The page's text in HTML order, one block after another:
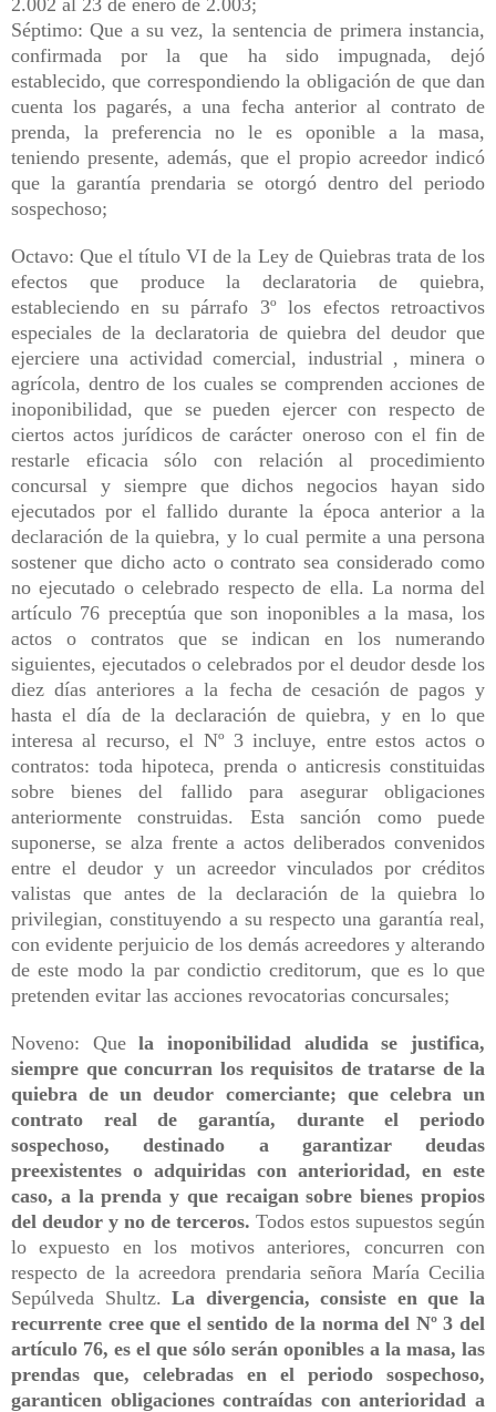
Séptimo: Que a su vez, la sentencia de primera instancia,
confirmada por la que ha sido impugnada, dejó
establecido, que correspondiendo la obligación de que dan
cuenta los pagarés, a una fecha anterior al contrato de
prenda, la preferencia no le es oponible a la masa,
teniendo presente, además, que el propio acreedor indicó
que la garantía prendaria se otorgó dentro del periodo
sospechoso;
Octavo: Que el título VI de la Ley de Quiebras trata de los
efectos que produce la declaratoria de quiebra,
estableciendo en su párrafo 3º los efectos retroactivos
especiales de la declaratoria de quiebra del deudor que
ejerciere una actividad comercial, industrial , minera o
agrícola, dentro de los cuales se comprenden acciones de
inoponibilidad, que se pueden ejercer con respecto de
ciertos actos jurídicos de carácter oneroso con el fin de
restarle eficacia sólo con relación al procedimiento
concursal y siempre que dichos negocios hayan sido
ejecutados por el fallido durante la época anterior a la
declaración de la quiebra, y lo cual permite a una persona
sostener que dicho acto o contrato sea considerado como
no ejecutado o celebrado respecto de ella. La norma del
artículo 76 preceptúa que son inoponibles a la masa, los
actos o contratos que se indican en los numerando
siguientes, ejecutados o celebrados por el deudor desde los
diez días anteriores a la fecha de cesación de pagos y
hasta el día de la declaración de quiebra, y en lo que
interesa al recurso, el Nº 3 incluye, entre estos actos o
contratos: toda hipoteca, prenda o anticresis constituidas
sobre bienes del fallido para asegurar obligaciones
anteriormente construidas. Esta sanción como puede
suponerse, se alza frente a actos deliberados convenidos
entre el deudor y un acreedor vinculados por créditos
valistas que antes de la declaración de la quiebra lo
privilegian, constituyendo a su respecto una garantía real,
con evidente perjuicio de los demás acreedores y alterando
de este modo la par condictio creditorum, que es lo que
pretenden evitar las acciones revocatorias concursales;
Noveno: Quela inoponibilidad aludida se justifica,
siempre que concurran los requisitos de tratarse de la
quiebra de un deudor comerciante; que celebra un
contrato real de garantía, durante el periodo
sospechoso, destinado a garantizar deudas
preexistentes o adquiridas con anterioridad, en este
caso, a la prenda y que recaigan sobre bienes propios
del deudor y no de terceros. Todos estos supuestos según
lo expuesto en los motivos anteriores, concurren con
respecto de la acreedora prendaria señora María Cecilia
Sepúlveda Shultz.La divergencia, consiste en que la
recurrente cree que el sentido de la norma del Nº 3 del
artículo 76, es el que sólo serán oponibles a la masa, las
prendas que, celebradas en el periodo sospechoso,
garanticen obligaciones contraídas con anterioridad a